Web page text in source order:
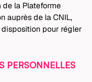
la Plateforme
auprès de la CNIL,
pour régler
PERSONNELLES